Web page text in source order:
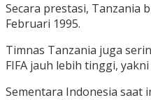
Secara prestasi, Tanzania
Februari 1995.
Timnas Tanzania juga
FIFA jauh lebih tinggi,
Sementara Indonesia saat